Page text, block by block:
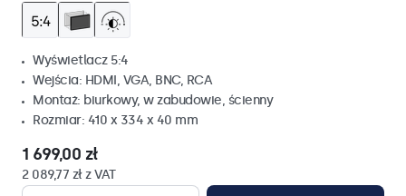
Wyświetlacz 5:4
Wejścia: HDMI, VGA, BNC, RCA
Montaż: biurkowy, w zabudowie, ścienny
Rozmiar: 410 x 334 x 40 mm
1 699,00 zł
2 089,77 zł z VAT